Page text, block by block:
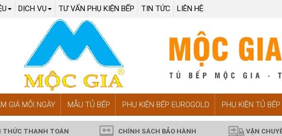
DỊCH VỤ TƯ VẤN PHỤ KIỆN BẾP TIN TỨC LIÊN HỆ
GIÁ MỖI NGÀY MẪU TỦ BẾP PHỤ KIỆN BẾP EUROGOLD PHỤ KIỆN TỦ BẾP
THỨC THANH TOÁN CHÍNH SÁCH BẢO HÀNH VẬN